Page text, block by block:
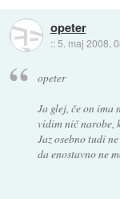
opeter
:: 5. maj 2008,
opeter
Ja glej, če on
vidim nič narobe,
Jaz osebno tudi
da enostavno ne